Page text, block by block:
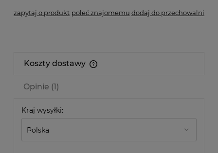
zapytaj o produkt poleć znajomemu dodaj do przechowalni
Koszty dostawy
Opinie (1)
Kraj wysyłki: